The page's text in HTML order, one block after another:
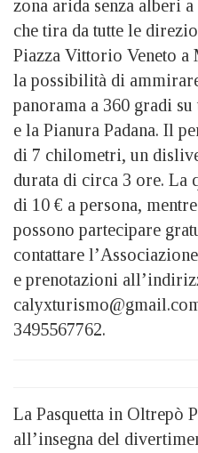
zona arida senza alberi
che tira da tutte le
Piazza Vittorio Veneto
la possibilità di
panorama a 360 gradi
e la Pianura Padana. Il
di 7 chilometri, un
durata di circa 3 ore. La
di 10 € a persona,
possono partecipare
contattare
e prenotazioni
3495567762.
La Pasquetta in Oltrepò
all’insegna del